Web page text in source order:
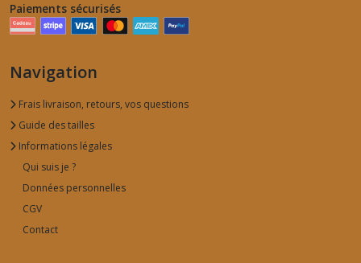
Paiements sécurisés
Navigation
Frais livraison, retours, vos questions
Guide des tailles
Informations légales
Qui suis je ?
Données personnelles
CGV
Contact